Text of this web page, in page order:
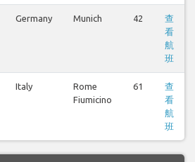
Germany Munich 42
查
看
航
班
Italy
Rome
Fiumicino
61
查
看
航
班